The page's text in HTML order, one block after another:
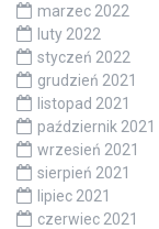
marzec 2022
luty 2022
styczeń 2022
grudzień 2021
listopad 2021
październik 2021
wrzesień 2021
sierpień 2021
lipiec 2021
czerwiec 2021